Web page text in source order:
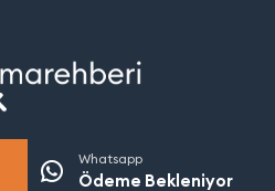
Whatsapp
Ödeme Bekleniyor